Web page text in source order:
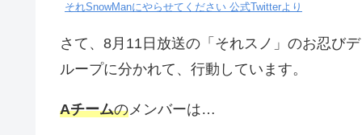
それSnowManにやらせてください 公式Twitterより
さて、8月11日放送の「それスノ」のお忍び
ループに分かれて、行動しています。
Aチームの メンバーは…